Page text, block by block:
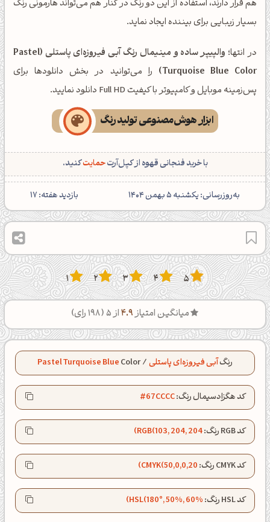
هم قرار دارند، استفاده از این دو رنگ در کنار هم می‌تواند هارمونی رنگ
بسیار زیبایی برای بیننده ایجاد نماید.
در انتها؛
والپیپر ساده و مینیمال رنگ آبی فیروزه‌ای پاستلی (Pastel
Turquoise Blue Color)
را می‌توانید در بخش دانلودها برای
پس‌زمینه موبایل و کامپیوتر با کیفیت Full HD دانلود نمایید.
ابزار هوش‌مصنوعی تولید رنگ
با خرید فنجانی قهوه از کپل‌آرتحمایتکنید.
‌به‌روزرسانی: یکشنبه 5 بهمن 1404 بازدید هفته:17
5
4
3
2
1
میانگین امتیاز4.9از 5 ( 198رای)
رنگآبی فیروزه‌ای پاستلی/
Color
Pastel Turquoise Blue
کد هگزادسیمال رنگ:#67CCCC
کد RGB رنگ: RGB(103, 204, 204)
کد CMYK رنگ: CMYK(50,0,0,20)
کد HSL رنگ: HSL(180°, 50%, 60%)